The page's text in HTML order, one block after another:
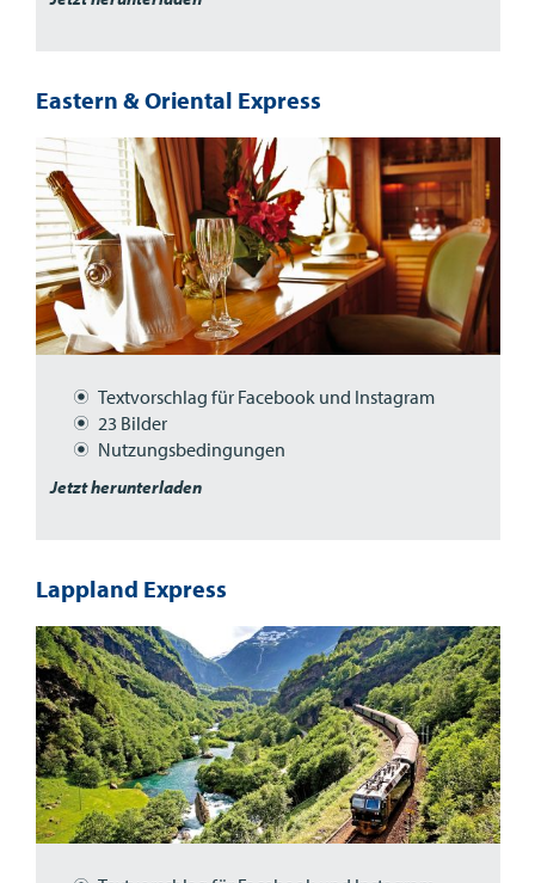
Eastern & Oriental Express
Textvorschlag für Facebook und Instagram
23 Bilder
Nutzungsbedingungen
Jetzt herunterladen
Lappland Express